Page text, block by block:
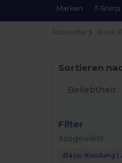
Marken T-Shirts
Sortieren
Filter
Ausgewählt
Basic Kleidung |